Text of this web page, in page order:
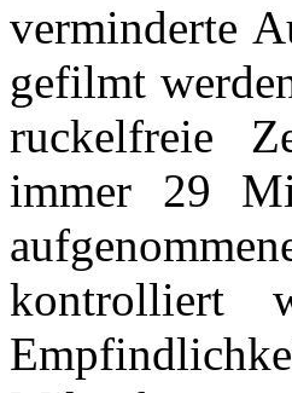
verminderte
gefilmt
ruckelfreie
immer 29
kontrolliert